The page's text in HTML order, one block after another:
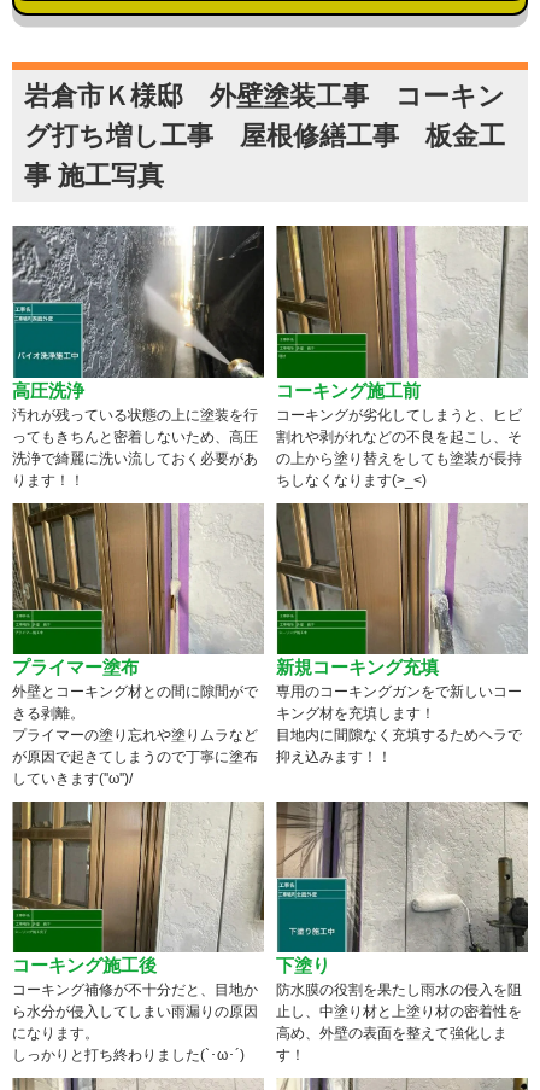
岩倉市Ｋ様邸 外壁塗装工事 コーキン
グ打ち増し工事 屋根修繕工事 板金工
事 施工写真
高圧洗浄
汚れが残っている状態の上に塗装を行
ってもきちんと密着しないため、高圧
洗浄で綺麗に洗い流しておく必要があ
ります！！
コーキング施工前
コーキングが劣化してしまうと、ヒビ
割れや剥がれなどの不良を起こし、そ
の上から塗り替えをしても塗装が長持
ちしなくなります(>_<)
プライマー塗布
外壁とコーキング材との間に隙間がで
きる剥離。
プライマーの塗り忘れや塗りムラなど
が原因で起きてしまうので丁寧に塗布
していきます(''ω'')/
新規コーキング充填
専用のコーキングガンをで新しいコー
キング材を充填します！
目地内に間隙なく充填するためヘラで
抑え込みます！！
コーキング施工後
コーキング補修が不十分だと、目地か
ら水分が侵入してしまい雨漏りの原因
になります。
しっかりと打ち終わりました(`･ω･´)
下塗り
防水膜の役割を果たし雨水の侵入を阻
止し、中塗り材と上塗り材の密着性を
高め、外壁の表面を整えて強化しま
す！